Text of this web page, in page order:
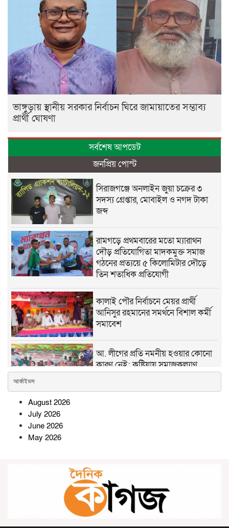
ভাঙ্গুড়ায় স্থানীয় সরকার নির্বাচন ঘিরে জামায়াতের সম্ভাব্য
প্রার্থী ঘোষণা
সর্বশেষ আপডেট
জনপ্রিয় পোস্ট
সিরাজগঞ্জে অনলাইন জুয়া চক্রের ৩
সদস্য গ্রেপ্তার, মোবাইল ও নগদ টাকা
জব্দ
রামগড়ে প্রথমবারের মতো ম্যারাথন
দৌড় প্রতিযোগিতা মাদকমুক্ত সমাজ
গঠনের প্রত্যয়ে ৫ কিলোমিটার দৌড়ে
তিন শতাধিক প্রতিযোগী
কালাই পৌর নির্বাচনে মেয়র প্রার্থী
আনিসুর রহমানের সমর্থনে বিশাল কর্মী
সমাবেশ
আ. লীগের প্রতি নমনীয় হওয়ার কোনো
কারণ নেই: কুষ্টিয়ায় সমাজকল্যাণ
প্রতিমন্ত্রী
জামায়াতের সম্ভাব্য প্রার্থী ঘোষণা
রামগতিতে জাতীয় মৎস্যজীবী সমিতির
আর্কাইভস
August 2026
July 2026
June 2026
May 2026